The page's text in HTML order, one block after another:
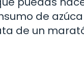
de
de un